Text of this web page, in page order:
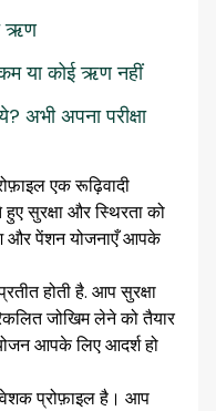
ऋण
या कोई ऋण नहीं
अभी अपना परीक्षा
एक रूढ़िवादी
सुरक्षा और स्थिरता को
और पेंशन योजनाएँ आपके
होती है. आप सुरक्षा
जोखिम लेने को तैयार
आपके लिए आदर्श हो
प्रोफ़ाइल है। आप